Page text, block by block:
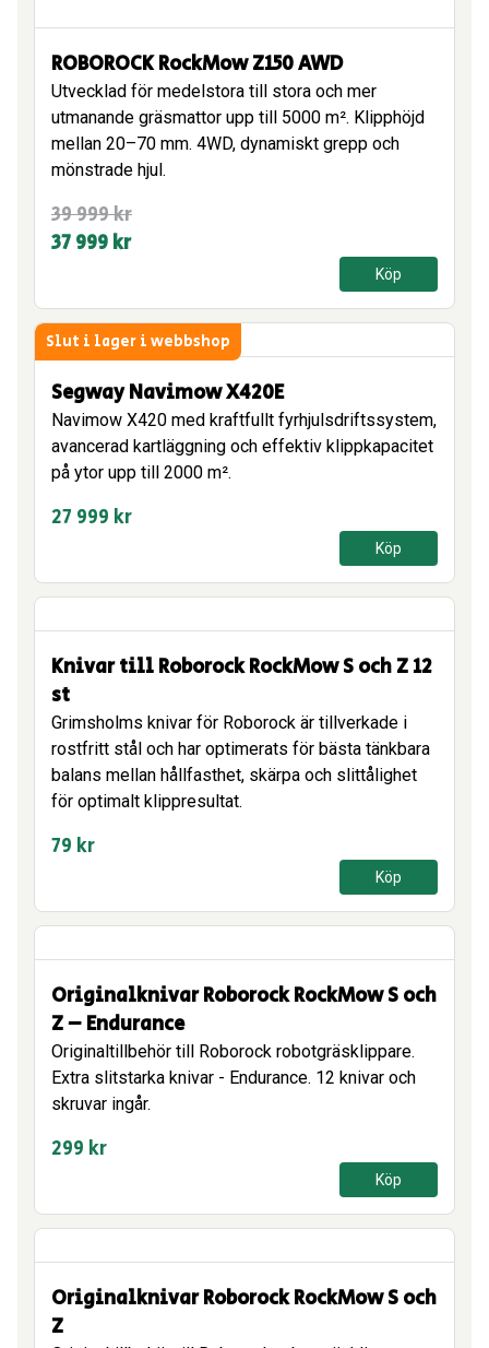
999 kr.
999 kr.
ROBOROCK RockMow Z150 AWD
Utvecklad för medelstora till stora och mer
utmanande gräsmattor upp till 5000 m². Klipphöjd
mellan 20–70 mm. 4WD, dynamiskt grepp och
mönstrade hjul.
39 999kr
Det
ursprungliga
39
999 kr.
37 999kr
Det
nuvarande
37
999 kr.
Köp
Slut i lager i webbshop
Segway Navimow X420E
Navimow X420 med kraftfullt fyrhjulsdriftssystem,
avancerad kartläggning och effektiv klippkapacitet
på ytor upp till 2000 m².
27 999 kr
Köp
Knivar till Roborock RockMow S och Z 12
st
Grimsholms knivar för Roborock är tillverkade i
rostfritt stål och har optimerats för bästa tänkbara
balans mellan hållfasthet, skärpa och slittålighet
för optimalt klippresultat.
79 kr
Köp
Originalknivar Roborock RockMow S och
Z – Endurance
Originaltillbehör till Roborock robotgräsklippare.
Extra slitstarka knivar - Endurance. 12 knivar och
skruvar ingår.
299 kr
Köp
Originalknivar Roborock RockMow S och
Z